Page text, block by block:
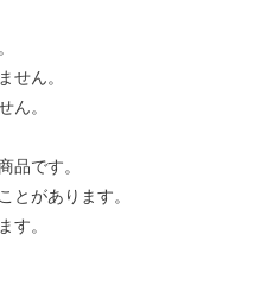
ん。
。
です。
があります。
。